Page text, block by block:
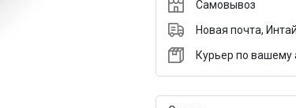
Самовывоз
Новая почта,
Курьер по вашему